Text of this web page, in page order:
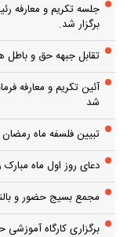
جلسه تکریم و معارفه
برگزار شد.
تقابل جبهه حق و
آئین تکریم و معارفه
شد
تبیین فلسفه ماه
دعای روز اول ماه
مجمع بسیج حضور و
برگزاری کارگاه